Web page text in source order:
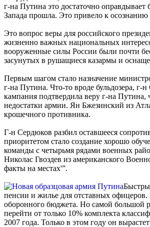
г-на Путина это достаточно
Запада прошла. Это привело к
Это вопрос веры для российского
жизненно важных национальных
вооруженные силы России были почти
засунутых в рушащиеся казармы и
Первым шагом стало назначение
г-на Путина. Что-то вроде бульдозера,
кампания подтвердила веру г-на
недостатки армии. Ян Бжезинский из
крошечного противника.
Г-н Сердюков разбил оставшееся
приоритетом стало создание хорошо
команды с четырьмя рядами военных
Николас Гвоздев из американского
факты на местах'”.
пенсии и жилье для отставных офицеров.
оборонного бюджета. Но самой большой
перейти от только 10% комплекта
2007 года. Только в этом году он